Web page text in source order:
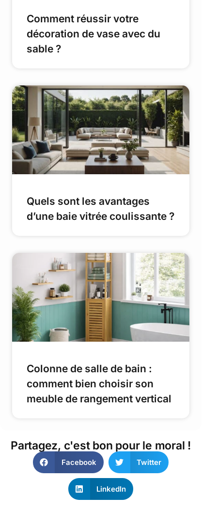
Comment réussir votre
décoration de vase avec du
sable ?
Quels sont les avantages
d’une baie vitrée coulissante ?
Colonne de salle de bain :
comment bien choisir son
meuble de rangement vertical
Partagez, c'est bon pour le moral !
Facebook Twitter
LinkedIn